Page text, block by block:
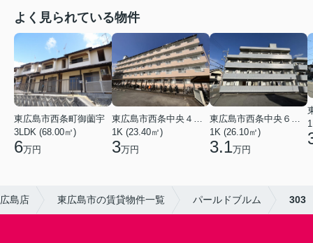
よく見られている物件
東広島市西条町御薗宇
3LDK (68.00㎡)
6万円
東広島市西条中央４丁目
1K (23.40㎡)
3万円
東広島市西条中央６丁目
1K (26.10㎡)
3.1万円
島店 東広島市の賃貸物件一覧 パールドブルム 303